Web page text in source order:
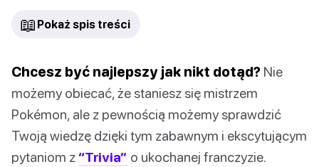
📖 Pokaż spis treści
Chcesz być najlepszy jak nikt dotąd? Nie
możemy obiecać, że staniesz się mistrzem
Pokémon, ale z pewnością możemy sprawdzić
Twoją wiedzę dzięki tym zabawnym i ekscytującym
pytaniom z “Trivia” o ukochanej franczyzie.